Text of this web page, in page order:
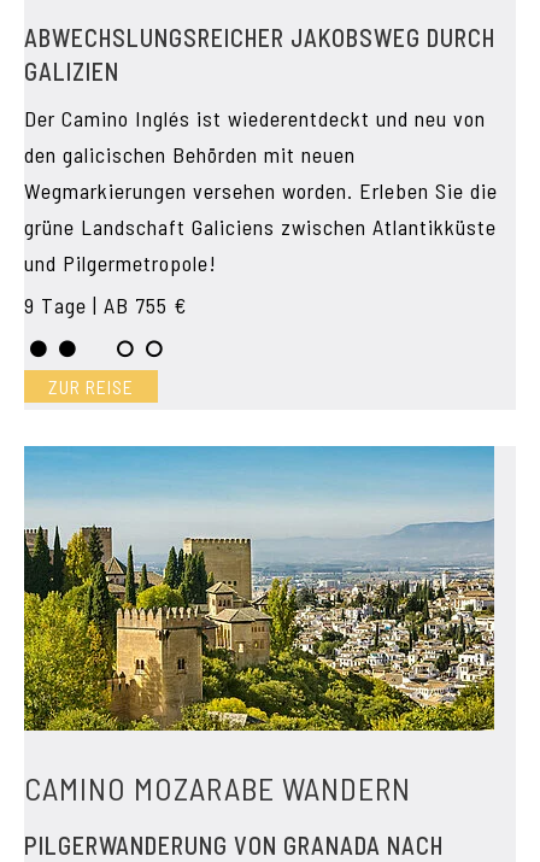
ABWECHSLUNGSREICHER JAKOBSWEG DURCH
GALIZIEN
Der Camino Inglés ist wiederentdeckt und neu von
den galicischen Behörden mit neuen
Wegmarkierungen versehen worden. Erleben Sie die
grüne Landschaft Galiciens zwischen Atlantikküste
und Pilgermetropole!
9 Tage | AB 755 €
ZUR REISE
CAMINO MOZARABE WANDERN
PILGERWANDERUNG VON GRANADA NACH